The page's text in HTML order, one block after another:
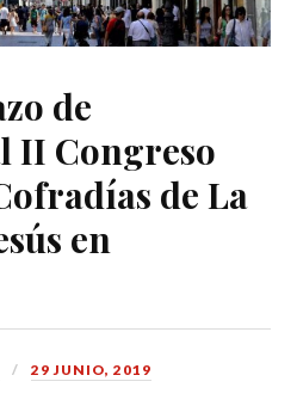
de
II Congreso
de La
en
29 JUNIO, 2019